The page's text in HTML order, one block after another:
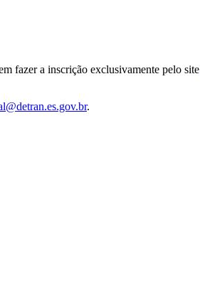
fazer a inscrição exclusivamente pelo site
.